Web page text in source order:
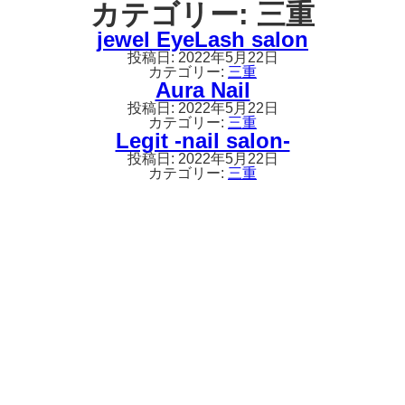
カテゴリー: 三重
jewel EyeLash salon
投稿日: 2022年5月22日
カテゴリー: 三重
Aura Nail
投稿日: 2022年5月22日
カテゴリー: 三重
Legit -nail salon-
投稿日: 2022年5月22日
カテゴリー: 三重